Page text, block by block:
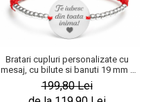
Bratari cupluri personalizate cu
mesaj, cu bilute si banuti 19 mm -
stainless steel
199,80 Lei